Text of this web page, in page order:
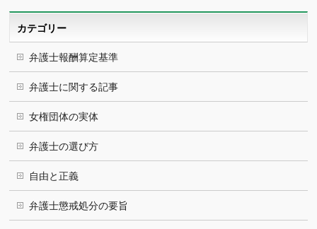
カテゴリー
弁護士報酬算定基準
弁護士に関する記事
女権団体の実体
弁護士の選び方
自由と正義
弁護士懲戒処分の要旨